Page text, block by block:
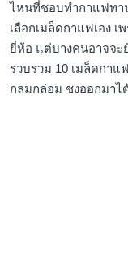
ไหนที่ชอบทำกาแฟทาน
เลือกเมล็ดกาแฟเอง
ยี่ห้อ แต่บางคนอาจจะ
รวบรวม 10 เมล็ดกา
กลมกล่อม ชงออกมาไ